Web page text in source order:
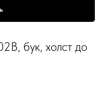
бук, холст до